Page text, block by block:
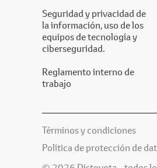
Seguridad y privacidad de
la información, uso de los
equipos de tecnología y
ciberseguridad.
Reglamento interno de
trabajo
Términos y condiciones
Política de protección de